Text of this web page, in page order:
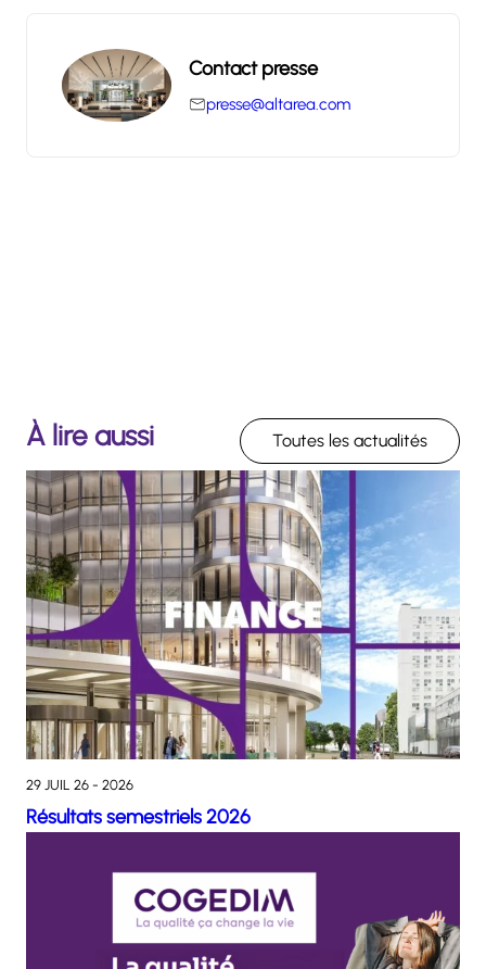
Contact presse
presse@altarea.com
À lire aussi Toutes les actualités
29 JUIL 26 - 2026
Résultats semestriels 2026